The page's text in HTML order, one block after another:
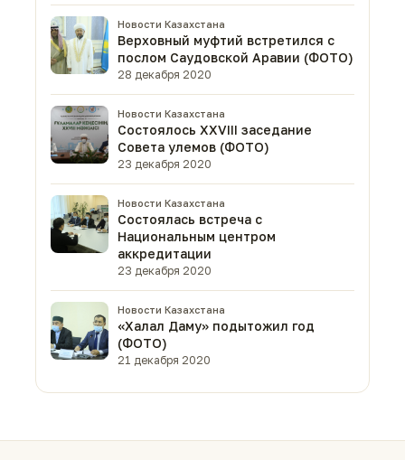
Новости Казахстана
Верховный муфтий встретился с
послом Саудовской Аравии (ФОТО)
28 декабря 2020
Новости Казахстана
Состоялось XXVIII заседание
Совета улемов (ФОТО)
23 декабря 2020
Новости Казахстана
Состоялась встреча с
Национальным центром
аккредитации
23 декабря 2020
Новости Казахстана
«Халал Даму» подытожил год
(ФОТО)
21 декабря 2020